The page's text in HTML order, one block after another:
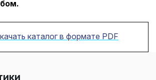
каталог в формате PDF